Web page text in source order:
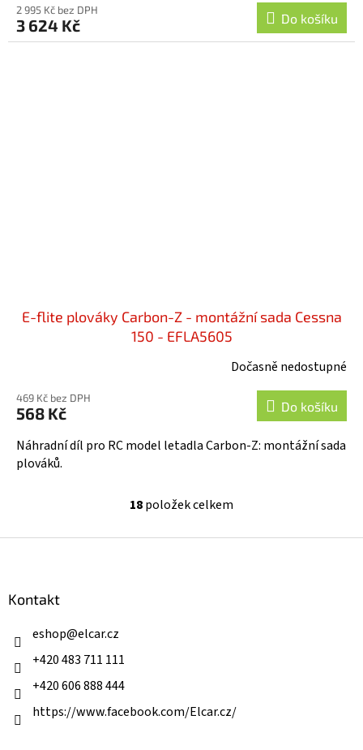
2 995 Kč bez DPH
3 624 Kč Do košíku
E-flite plováky Carbon-Z - montážní sada Cessna
150 - EFLA5605
Dočasně nedostupné
469 Kč bez DPH
568 Kč Do košíku
Náhradní díl pro RC model letadla Carbon-Z: montážní sada
plováků.
O
l
v
18položek celkem
Kontakt
eshop@elcar.cz
+420 483 711 111
+420 606 888 444
https://www.facebook.com/Elcar.cz/